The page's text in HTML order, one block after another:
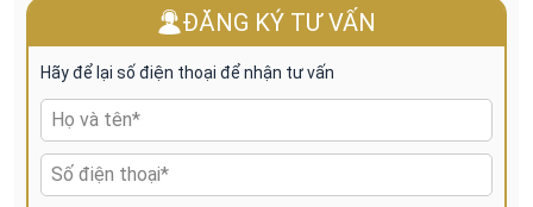
ĐĂNG KÝ TƯ VẤN
Hãy để lại số điện thoại để nhận tư vấn